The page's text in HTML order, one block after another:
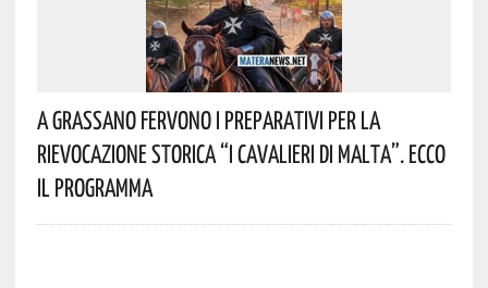
A Grassano Fervono I Preparativi Per La
Rievocazione Storica “I CAVALIERI DI MALTA”. Ecco
Il Programma